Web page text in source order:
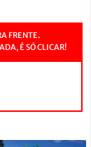
FRENTE.
É SÓ CLICAR!